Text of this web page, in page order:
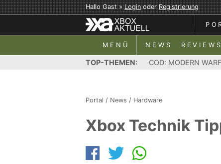
Hallo Gast »LoginoderRegistrierung
MENÜ NEWS REVIEWS
TOP-THEMEN: COD: MODERN
Portal / News / Hardware
Xbox Technik